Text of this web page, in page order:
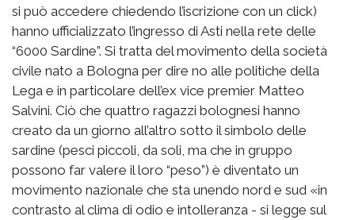
si può accedere chiedendo l’iscrizione con un click)
hanno ufficializzato l’ingresso di Asti nella rete delle
“6000 Sardine”. Si tratta del movimento della società
civile nato a Bologna per dire no alle politiche della
Lega e in particolare dell’ex vice premier Matteo
Salvini. Ciò che quattro ragazzi bolognesi hanno
creato da un giorno all’altro sotto il simbolo delle
sardine (pesci piccoli, da soli, ma che in gruppo
possono far valere il loro “peso”) è diventato un
movimento nazionale che sta unendo nord e sud «in
contrasto al clima di odio e intolleranza - si legge sul